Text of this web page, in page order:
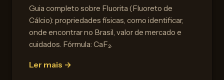
Guia completo sobre Fluorita (Fluoreto de
Cálcio): propriedades físicas, como identificar,
onde encontrar no Brasil, valor de mercado e
cuidados. Fórmula: CaF₂.
Ler mais →